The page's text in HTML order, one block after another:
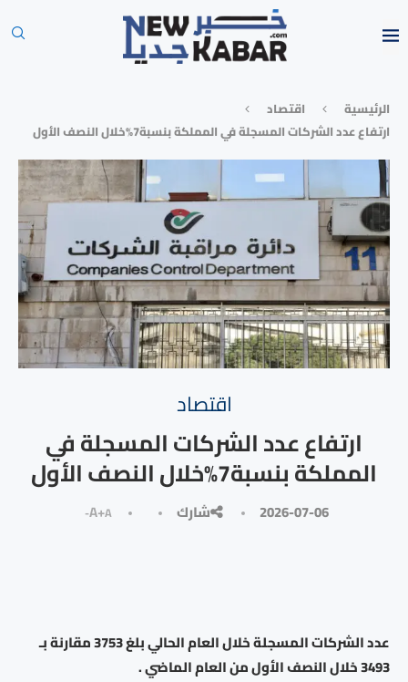
الرئيسية
⁠اقتصاد
ارتفاع عدد الشركات المسجلة في المملكة بنسبة7%خلال النصف الأول
⁠اقتصاد
ارتفاع عدد الشركات المسجلة في
المملكة بنسبة7%خلال النصف الأول
2026-07-06 شارك A+A-
عدد الشركات المسجلة خلال العام الحالي بلغ 3753 مقارنة بـ
3493 خلال النصف الأول من العام الماضي .